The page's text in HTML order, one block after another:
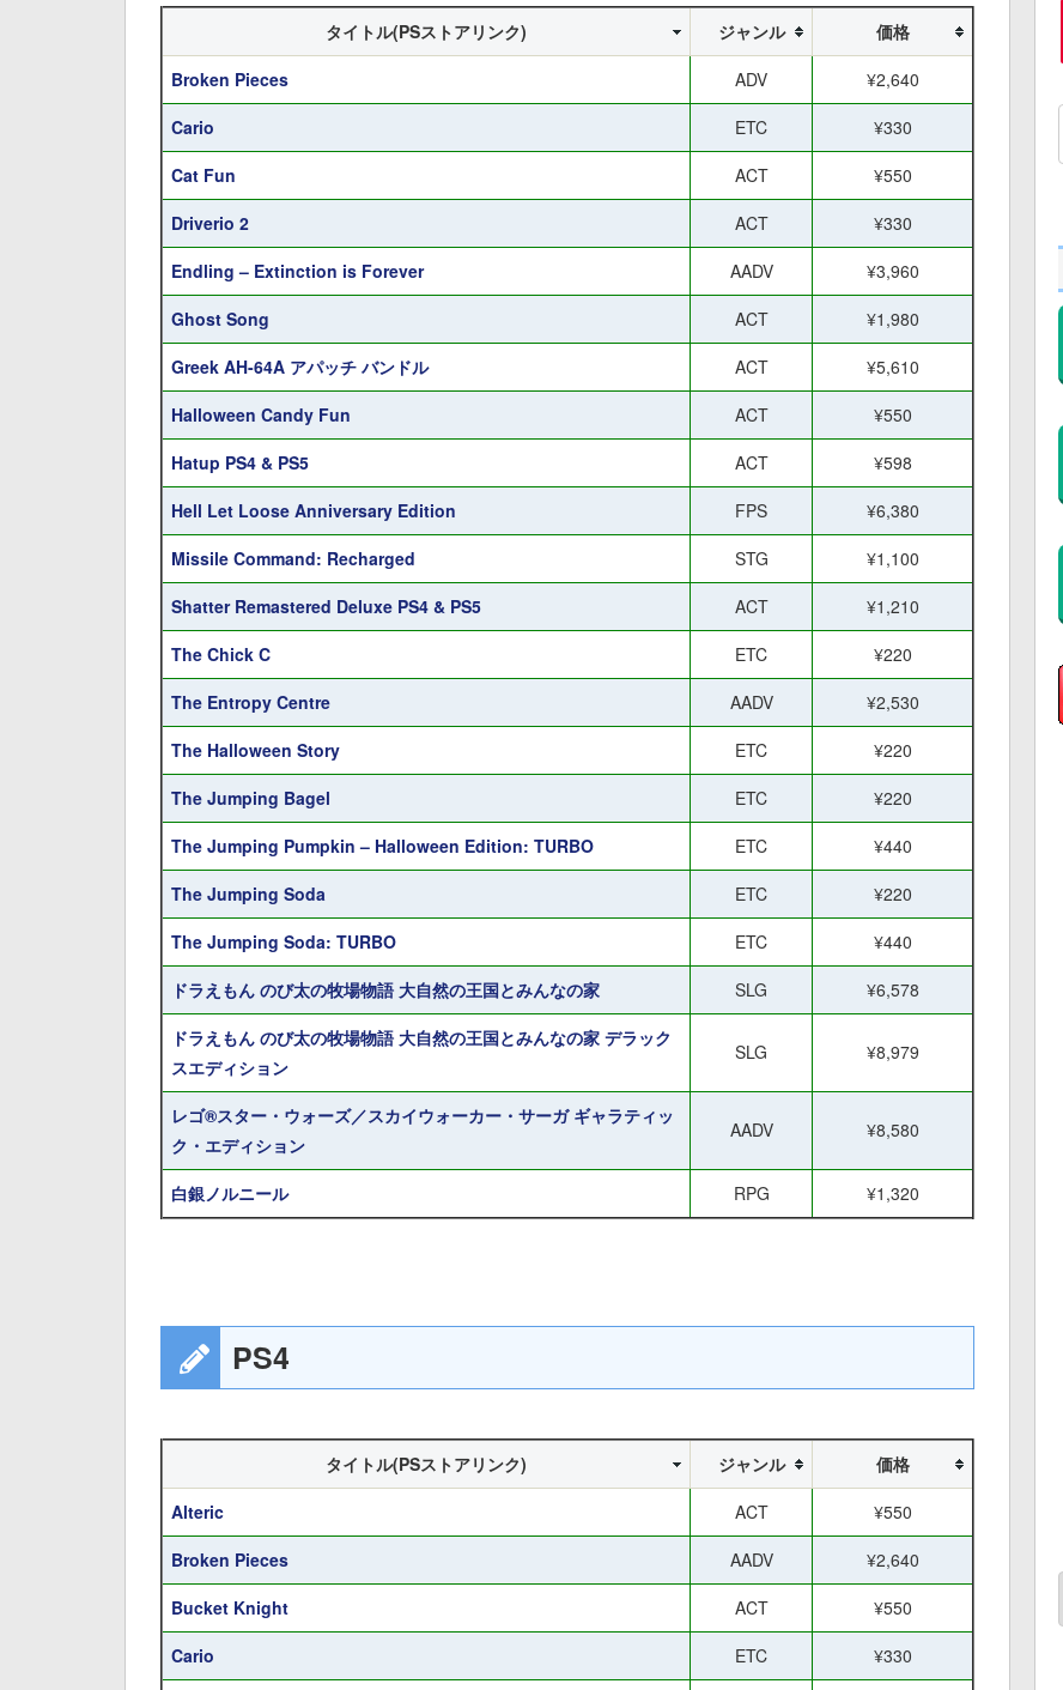
タイトル(PSストアリンク) ジャンル
価格
Broken Pieces
ADV
¥2,640
Cario
ETC
¥330
Cat Fun
ACT
¥550
Driverio 2
ACT
¥330
Endling – Extinction is Forever
AADV
¥3,960
Ghost Song
ACT
¥1,980
Greek AH-64A アパッチ バンドル
ACT
¥5,610
Halloween Candy Fun
ACT
¥550
Hatup PS4 & PS5
ACT
¥598
Hell Let Loose Anniversary Edition
FPS
¥6,380
Missile Command: Recharged
STG
¥1,100
Shatter Remastered Deluxe PS4 & PS5
ACT
¥1,210
The Chick C
ETC
¥220
The Entropy Centre
AADV
¥2,530
The Halloween Story
ETC
¥220
The Jumping Bagel
ETC
¥220
The Jumping Pumpkin – Halloween Edition: TURBO
ETC
¥440
The Jumping Soda
ETC
¥220
The Jumping Soda: TURBO
ETC
¥440
ドラえもん のび太の牧場物語 大自然の王国とみんなの家
SLG
¥6,578
ドラえもん のび太の牧場物語 大自然の王国とみんなの家 デラック
スエディション
SLG ¥8,979
レゴ®スター・ウォーズ／スカイウォーカー・サーガ ギャラティッ
ク・エディション
AADV ¥8,580
白銀ノルニール RPG ¥1,320
PS4
タイトル(PSストアリンク) ジャンル
価格
Alteric
ACT
¥550
Broken Pieces
AADV
¥2,640
Bucket Knight
ACT
¥550
Cario
ETC ¥330